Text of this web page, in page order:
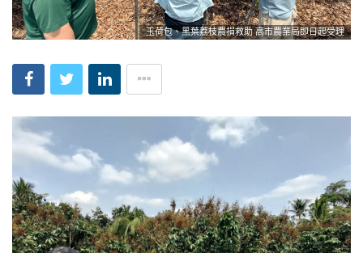
玉荷包、黑葉荔枝農損救助 高市農業局即日起受理